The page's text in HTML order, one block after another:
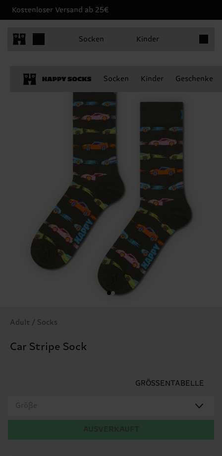
Kostenloser Versand ab 25€
Socken Kinder
Socken Kinder Geschenke
Adult / Socks
Car Stripe Sock
GRÖSSENTABELLE
Größe